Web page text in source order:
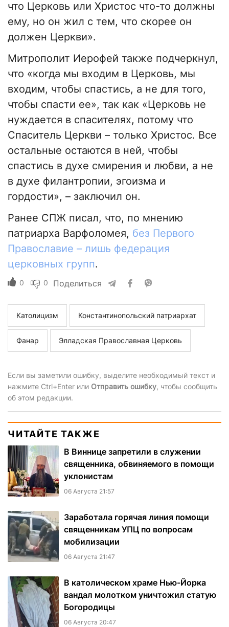
что Церковь или Христос что-то должны
ему, но он жил с тем, что скорее он
должен Церкви».
Митрополит Иерофей также подчеркнул,
что «когда мы входим в Церковь, мы
входим, чтобы спастись, а не для того,
чтобы спасти ее», так как «Церковь не
нуждается в спасителях, потому что
Спаситель Церкви – только Христос. Все
остальные остаются в ней, чтобы
спастись в духе смирения и любви, а не
в духе филантропии, эгоизма и
гордости», – заключил он.
Ранее СПЖ писал, что, по мнению
патриарха Варфоломея, без Первого
Православие – лишь федерация
церковных групп.
0 0 Поделиться
Католицизм Константинопольский патриархат
Фанар Элладская Православная Церковь
Если вы заметили ошибку, выделите необходимый текст и
нажмите Ctrl+Enter или Отправить ошибку, чтобы сообщить
об этом редакции.
ЧИТАЙТЕ ТАКЖЕ
В Виннице запретили в служении
священника, обвиняемого в помощи
уклонистам
06 Августа 21:57
Заработала горячая линия помощи
священникам УПЦ по вопросам
мобилизации
06 Августа 21:47
В католическом храме Нью-Йорка
вандал молотком уничтожил статую
Богородицы
06 Августа 20:47